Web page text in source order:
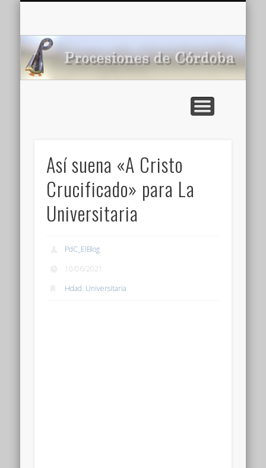
Así suena «A Cristo
Crucificado» para La
Universitaria
PdC_ElBlog
10/06/2021
Hdad. Universitaria